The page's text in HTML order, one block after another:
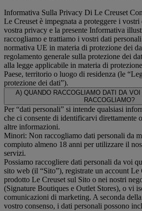
Informativa Sulla Privacy Di Le Creuset
Le Creuset è impegnata a proteggere i vostri
vostra privacy e la presente Informativa
raccogliamo e trattiamo i vostri dati
normativa UE in materia di protezione dei
regolamento generale sulla protezione dei
alla legge applicabile in materia di
Paese, territorio o luogo di residenza (le
protezione dei dati”).
A) QUANDO RACCOGLIAMO DATI DA
RACCOGLIAMO?
Per “dati personali” si intende qualsiasi
che ci consente di identificarvi direttamente
altre informazioni.
Minori: Non raccogliamo dati personali da
compiuto almeno 18 anni per utilizzare il
servizi.
Possiamo raccogliere dati personali da voi
sito web (il “Sito”), registrate un account Le
prodotto Le Creuset sul Sito o nei nostri
(Signature Boutiques e Outlet Stores), o vi
comunicazioni di marketing. A seconda
vostro consenso, i dati personali possono